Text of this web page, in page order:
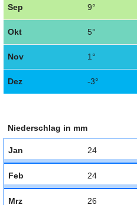
Sep 9°
Okt 5°
Nov 1°
Dez -3°
Niederschlag in mm
Jan 24
Feb 24
Mrz 26